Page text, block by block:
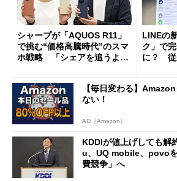
シャープが「AQUOS R11」
で挑む“価格高騰時代”のスマ
ホ戦略 「シェアを追うより
LINEの
ク」で
に？ 従
【毎日変わる】
ない！
AD（Amazon）
KDDIが値上げしても
u、UQ mobile、povo
費競争」へ